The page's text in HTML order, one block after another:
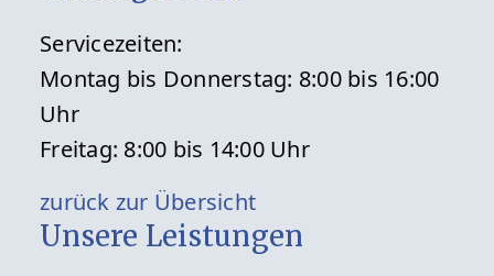
Servicezeiten:
Montag bis Donnerstag: 8:00 bis 16:00
Uhr
Freitag: 8:00 bis 14:00 Uhr
zurück zur Übersicht
Unsere Leistungen